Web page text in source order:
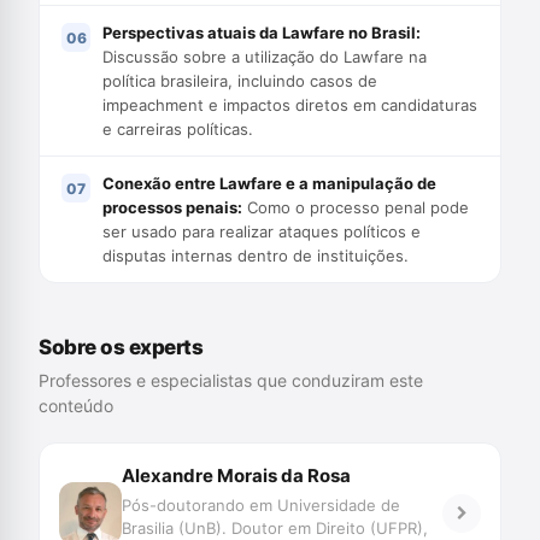
Perspectivas atuais da Lawfare no Brasil:
Discussão sobre a utilização do Lawfare na
política brasileira, incluindo casos de
impeachment e impactos diretos em candidaturas
e carreiras políticas.
Conexão entre Lawfare e a manipulação de
processos penais: Como o processo penal pode
ser usado para realizar ataques políticos e
disputas internas dentro de instituições.
Sobre os experts
Professores e especialistas que conduziram este
conteúdo
Alexandre Morais da Rosa
Pós-doutorando em Universidade de
Brasilia (UnB). Doutor em Direito (UFPR),